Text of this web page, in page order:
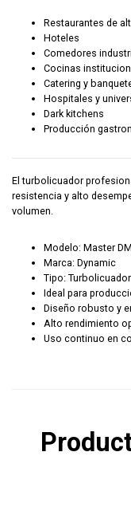
Restaurantes de
Hoteles
Comedores
Cocinas
Catering y
Hospitales y
Dark kitchens
Producción
El turbolicuador
resistencia y alto
volumen.
Modelo: Master
Marca: Dynamic
Tipo:
Ideal para
Diseño robusto y
Alto rendimiento
Uso continuo en